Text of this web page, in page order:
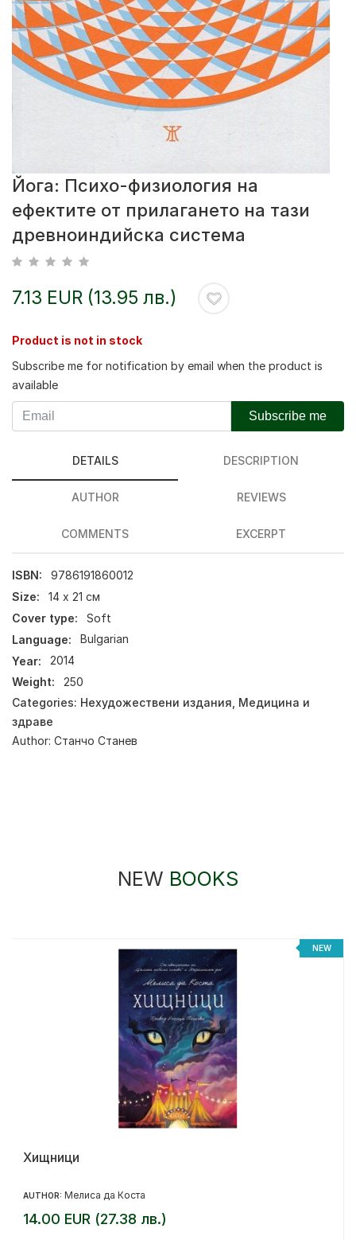
Йога: Психо-физиология на
ефектите от прилагането на тази
древноиндийска система
7.13 EUR (13.95 лв.)
Product is not in stock
Subscribe me for notification by email when the product is
available
Subscribe me
DETAILS DESCRIPTION
AUTHOR REVIEWS
COMMENTS EXCERPT
ISBN:
9786191860012
Size:
14 х 21 см
Cover type:
Soft
Language:
Bulgarian
Year:
2014
Weight:
250
Categories: Нехудожествени издания Медицина и
здраве
Author: Станчо Станев
NEW BOOKS
NEW
Хищници
AUTHOR: Мелиса да Коста
14.00 EUR (27.38 лв.)